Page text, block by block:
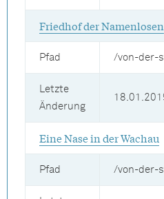
Friedhof der Namenlosen
Pfad /von-der-
Letzte
Änderung
Eine Nase in der Wachau
Pfad /von-der-